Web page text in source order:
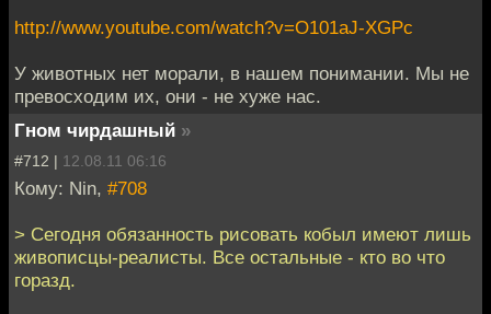
http://www.youtube.com/watch?v=O101aJ-XGPc
У животных нет морали, в нашем понимании. Мы не
превосхoдим их, они - не хуже нас.
Гном чирдашный »
#712 | 12.08.11 06:16
Кому: Nin, #708
> Сегодня обязанность рисовать кобыл имеют лишь
живописцы-реалисты. Все остальные - кто во что
горазд.